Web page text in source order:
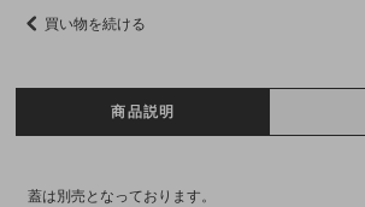
買い物を続ける
商品説明
蓋は別売となっております。